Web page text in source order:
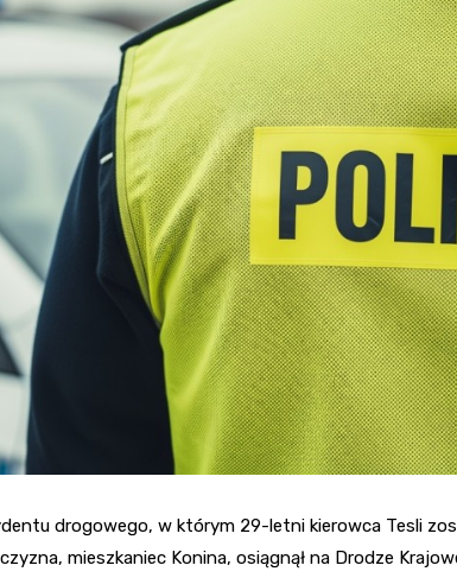
drogowego, w którym 29-letni kierowca Tesli
mieszkaniec Konina, osiągnął na Drodze